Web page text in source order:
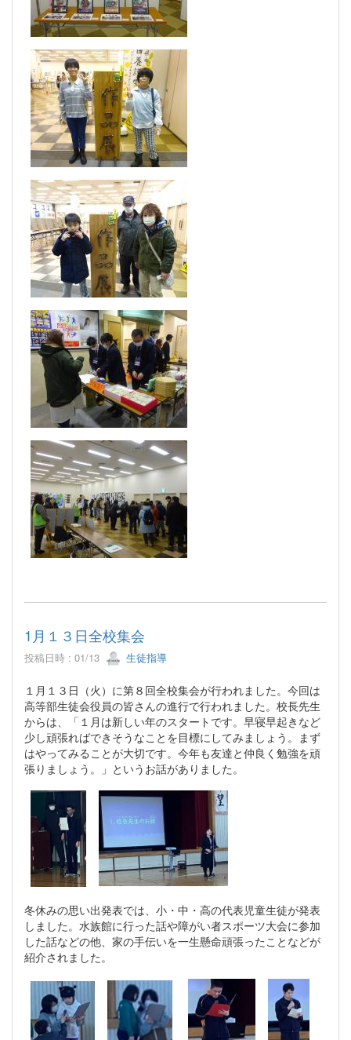
1月１３日全校集会
投稿日時 : 01/13 生徒指導
１月１３日（火）に第８回全校集会が行われました。今回は
高等部生徒会役員の皆さんの進行で行われました。校長先生
からは、「１月は新しい年のスタートです。早寝早起きなど
少し頑張ればできそうなことを目標にしてみましょう。まず
はやってみることが大切です。今年も友達と仲良く勉強を頑
張りましょう。」というお話がありました。
冬休みの思い出発表では、小・中・高の代表児童生徒が発表
しました。水族館に行った話や障がい者スポーツ大会に参加
した話などの他、家の手伝いを一生懸命頑張ったことなどが
紹介されました。